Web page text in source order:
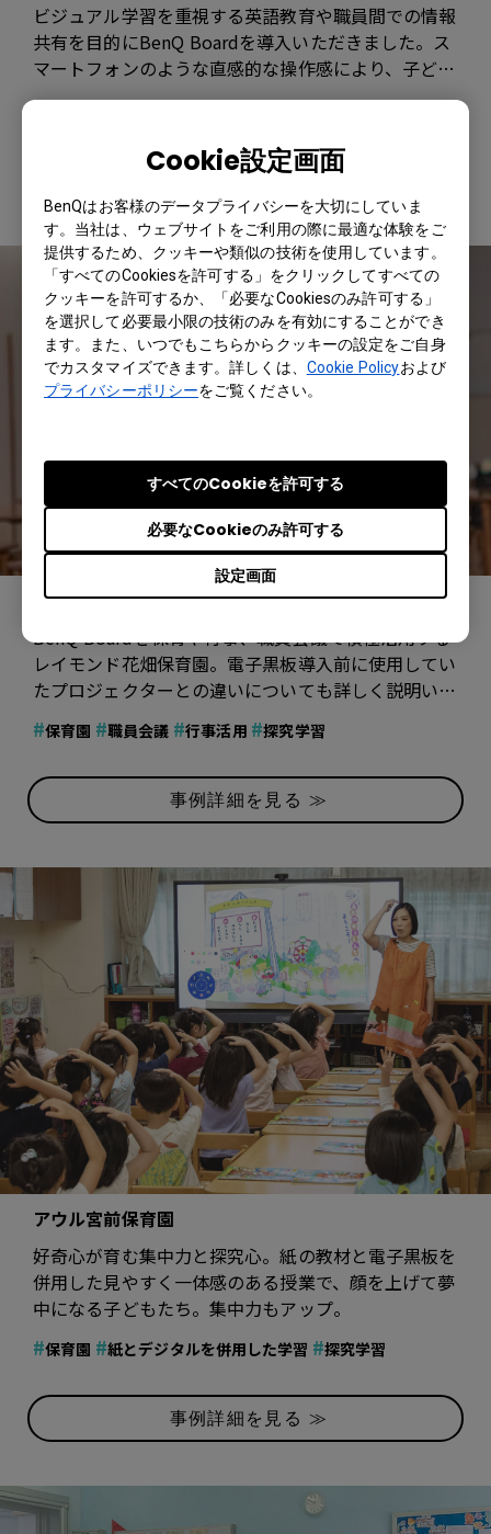
Cookie設定画面
BenQはお客様のデータプライバシーを大切にしていま
す。当社は、ウェブサイトをご利用の際に最適な体験をご
提供するため、クッキーや類似の技術を使用しています。
「すべてのCookiesを許可する」をクリックしてすべての
クッキーを許可するか、「必要なCookiesのみ許可する」
を選択して必要最小限の技術のみを有効にすることができ
ます。また、いつでもこちらからクッキーの設定をご自身
でカスタマイズできます。詳しくは、 Cookie Policyおよび
プライバシーポリシーをご覧ください。
設定画面
必要なCookieのみ許可する
すべてのCookieを許可する
ビジュアル学習を重視する英語教育や職員間での情報
共有を目的にBenQ Boardを導入いただきました。ス
マートフォンのような直感的な操作感により、子ども
たちの集中力と参加意欲が増したと高く評価。
# # # # #
事例詳細を見る ≫
レイモンド花畑保育園
BenQ Boardを保育や行事、職員会議で積極活用する
レイモンド花畑保育園。電子黒板導入前に使用してい
たプロジェクターとの違いについても詳しく説明いた
#保育園 #職員会議 #行事活用 #探究学習
事例詳細を見る ≫
アウル宮前保育園
好奇心が育む集中力と探究心。紙の教材と電子黒板を
併用した見やすく一体感のある授業で、顔を上げて夢
中になる子どもたち。集中力もアップ。
#保育園 #紙とデジタルを併用した学習 #探究学習
事例詳細を見る ≫